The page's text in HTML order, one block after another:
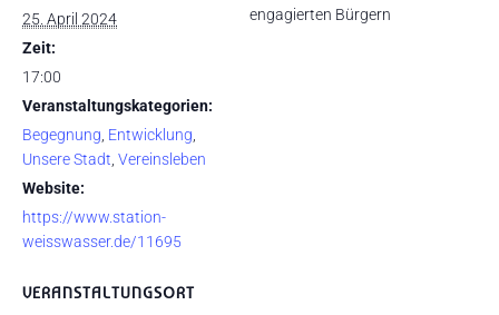
25. April 2024
Zeit:
17:00
Veranstaltungskategorien:
Begegnung Entwicklung
Unsere Stadt Vereinsleben
Website:
https://www.station-
weisswasser.de/11695
VERANSTALTUNGSORT
engagierten Bürgern